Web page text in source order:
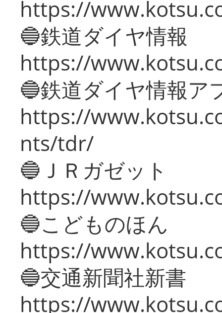
https://
🔵鉄道ダイヤ情報
https://
🔵鉄道ダイヤ情報ア
https://
nts/tdr/
🔵ＪＲガゼット
https://
🔵こどものほん
https://
🔵交通新聞社新書
https://